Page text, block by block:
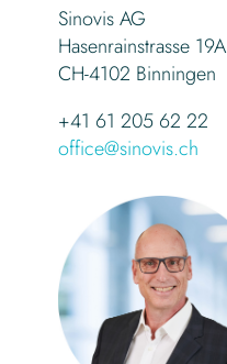
Sinovis AG
Hasenrainstrasse 19A
CH-4102 Binningen
+41 61 205 62 22
office@sinovis.ch